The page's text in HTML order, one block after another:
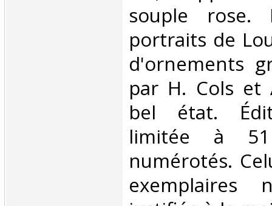
souple
portraits de
d'ornements
par H. Cols et
bel état.
limitée à 51
numérotés.
exemplaires